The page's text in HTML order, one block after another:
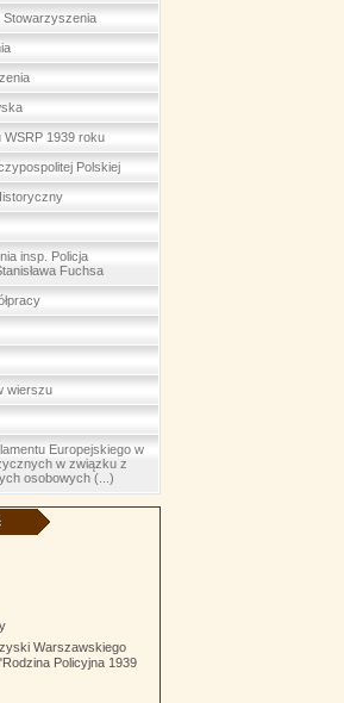
Stowarzyszenia
WSRP 1939 roku
Polskiej
insp. Policja
Fuchsa
wierszu
Europejskiego w
w związku z
osobowych (...)
Warszawskiego
Policyjna 1939